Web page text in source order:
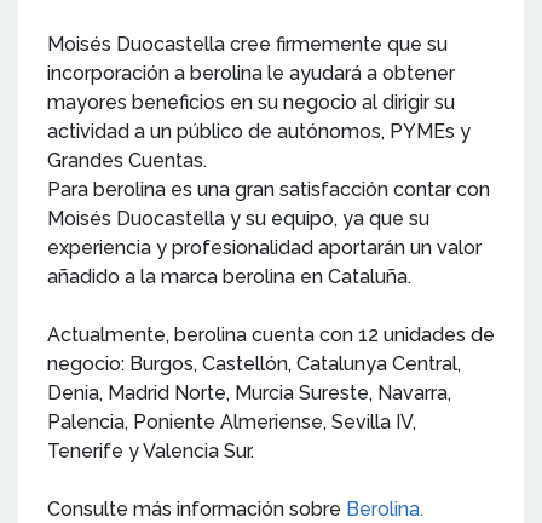
Moisés Duocastella cree firmemente que su
incorporación a berolina le ayudará a obtener
mayores beneficios en su negocio al dirigir su
actividad a un público de autónomos, PYMEs y
Grandes Cuentas.
Para berolina es una gran satisfacción contar con
Moisés Duocastella y su equipo, ya que su
experiencia y profesionalidad aportarán un valor
añadido a la marca berolina en Cataluña.
Actualmente, berolina cuenta con 12 unidades de
negocio: Burgos, Castellón, Catalunya Central,
Denia, Madrid Norte, Murcia Sureste, Navarra,
Palencia, Poniente Almeriense, Sevilla IV,
Tenerife y Valencia Sur.
Consulte más información sobre Berolina.